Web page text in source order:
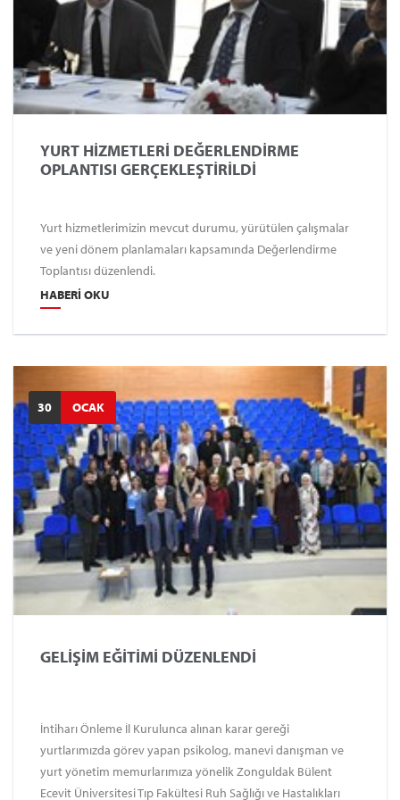
YURT HİZMETLERİ DEĞERLENDİRME
OPLANTISI GERÇEKLEŞTİRİLDİ
Yurt hizmetlerimizin mevcut durumu, yürütülen çalışmalar
ve yeni dönem planlamaları kapsamında Değerlendirme
Toplantısı düzenlendi.
HABERI OKU
30 OCAK
GELİŞİM EĞİTİMİ DÜZENLENDİ
İntiharı Önleme İl Kurulunca alınan karar gereği
yurtlarımızda görev yapan psikolog, manevi danışman ve
yurt yönetim memurlarımıza yönelik Zonguldak Bülent
Ecevit Üniversitesi Tıp Fakültesi Ruh Sağlığı ve Hastalıkları